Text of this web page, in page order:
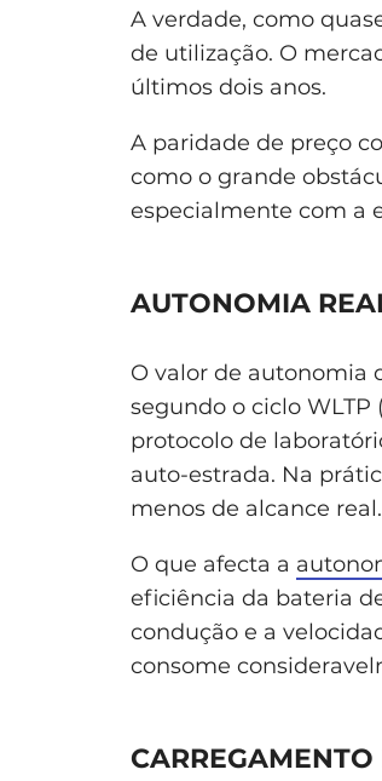
A verdade, como
de utilização. O
últimos dois anos.
A paridade de preço
como o grande
especialmente com a
AUTONOMIA
O valor de autonomia
segundo o ciclo
protocolo de
auto-estrada. Na
menos de alcance real.
O que afecta a
eficiência da bateria
condução e a
consome